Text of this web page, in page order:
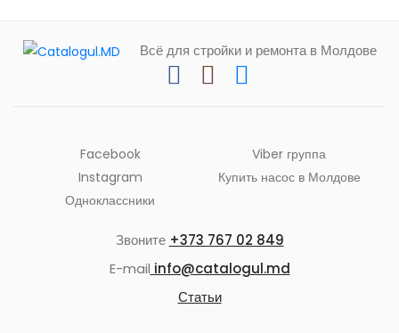
Всё для стройки и ремонта в Молдове
Facebook
Instagram
Одноклассники
Viber группа
Купить насос в Молдове
Звоните +373 767 02 849
E-mail info@catalogul.md
Статьи